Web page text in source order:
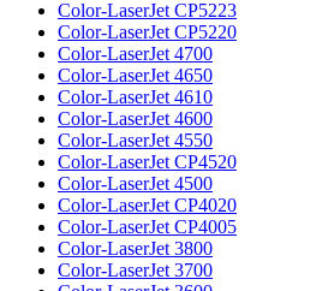
Color-LaserJet CP5223
Color-LaserJet CP5220
Color-LaserJet 4700
Color-LaserJet 4650
Color-LaserJet 4610
Color-LaserJet 4600
Color-LaserJet 4550
Color-LaserJet CP4520
Color-LaserJet 4500
Color-LaserJet CP4020
Color-LaserJet CP4005
Color-LaserJet 3800
Color-LaserJet 3700